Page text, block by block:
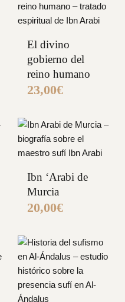
El divino
gobierno del
reino humano
23,00€
Ibn ‘Arabi de
Murcia
20,00€